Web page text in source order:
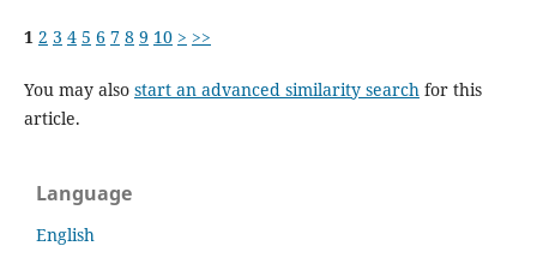
1 2 3 4 5 6 7 8 9 10 > >>
You may also start an advanced similarity searchfor this
article.
Language
English